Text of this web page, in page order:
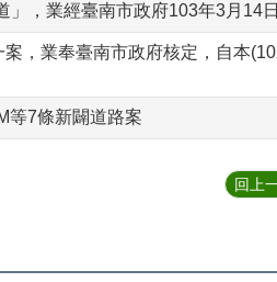
，業經臺南市政府103年3月14
，業奉臺南市政府核定，自本
等7條新闢道路案
回上